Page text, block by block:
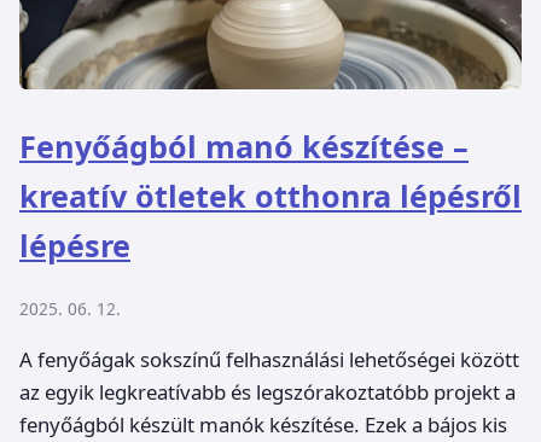
Fenyőágból manó készítése –
kreatív ötletek otthonra lépésről
lépésre
2025. 06. 12.
A fenyőágak sokszínű felhasználási lehetőségei között
az egyik legkreatívabb és legszórakoztatóbb projekt a
fenyőágból készült manók készítése. Ezek a bájos kis